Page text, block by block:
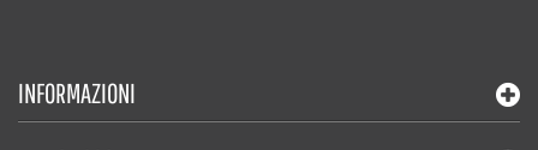
INFORMAZIONI